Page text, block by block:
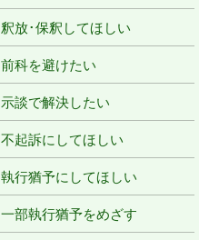
釈放･保釈してほしい
前科を避けたい
示談で解決したい
不起訴にしてほしい
執行猶予にしてほしい
一部執行猶予をめざす